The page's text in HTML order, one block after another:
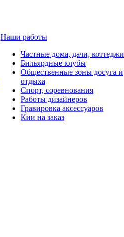
Наши работы
Частные дома, дачи, коттеджи
Бильярдные клубы
Общественные зоны досуга и
отдыха
Спорт, соревнования
Работы дизайнеров
Гравировка аксессуаров
Кии на заказ